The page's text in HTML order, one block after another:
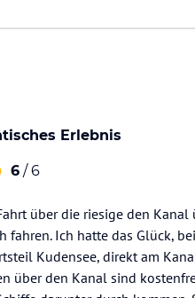
Erlebnis
6 / 6
über die riesige den Kanal
Ich hatte das Glück,
Kudensee, direkt am
über den Kanal sind